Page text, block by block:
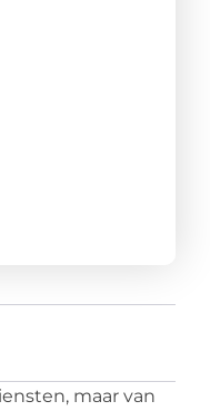
maar van